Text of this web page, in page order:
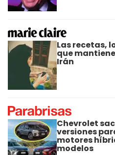
Las recetas,
que
Irán
Chevrolet
versiones
motores
modelos